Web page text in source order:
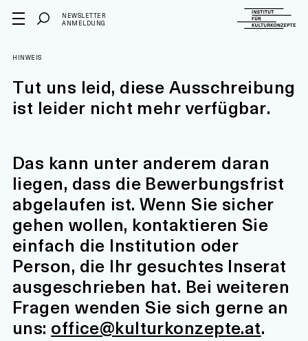
NEWSLETTER
ANMELDUNG
HINWEIS
Tut uns leid, diese Ausschreibung
ist leider nicht mehr verfügbar.
Das kann unter anderem daran
liegen, dass die Bewerbungsfrist
abgelaufen ist. Wenn Sie sicher
gehen wollen, kontaktieren Sie
einfach die Institution oder
Person, die Ihr gesuchtes Inserat
ausgeschrieben hat. Bei weiteren
Fragen wenden Sie sich gerne an
uns: office@kulturkonzepte.at.